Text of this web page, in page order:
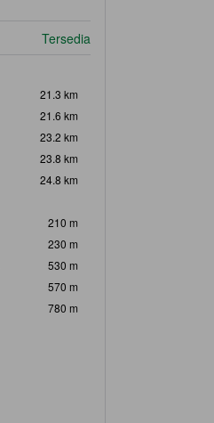
Tersedia
21.3 km
21.6 km
23.2 km
23.8 km
24.8 km
210 m
230 m
530 m
570 m
780 m